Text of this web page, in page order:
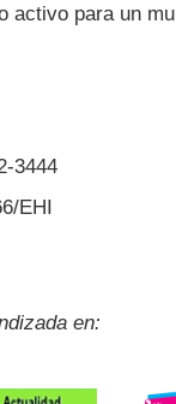
activo para un
3444
EHI
en: